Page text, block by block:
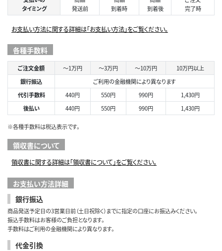
タイミング
発送前
到着時
到着後
完了時
お支払い方法に関する詳細は「お支払い方法」をご覧ください。
各種手数料
ご注文金額 ～1万円 ～3万円 ～10万円
10万円以上
銀行振込
ご利用の金融機関により異なります
代引手数料
440円 550円 990円
1,430円
後払い
440円 550円 990円 1,430円
※各種手数料は税込表示です。
領収書について
領収書に関する詳細は「領収書について」をご覧ください。
お支払い方法詳細
銀行振込
商品発送予定日の3営業日前（土日祝除く）までに指定の口座にお振込みください。
振込手数料はお客様のご負担となります。
手数料はご利用の金融機関により異なります。
代金引換